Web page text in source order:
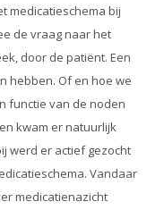
medicatieschema bij
de vraag naar het
door de patiënt. Een
hebben. Of en hoe we
functie van de noden
kwam er natuurlijk
werd er actief gezocht
Vandaar
medicatienazicht